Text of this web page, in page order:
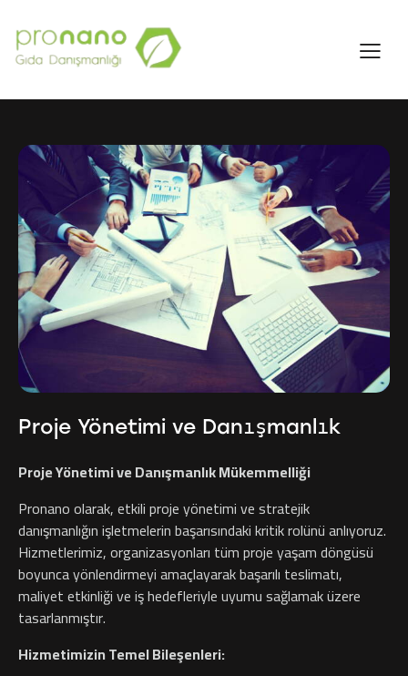
Proje Yönetimi ve Danışmanlık
Proje Yönetimi ve Danışmanlık Mükemmelliği
Pronano olarak, etkili proje yönetimi ve stratejik
danışmanlığın işletmelerin başarısındaki kritik rolünü anlıyoruz.
Hizmetlerimiz, organizasyonları tüm proje yaşam döngüsü
boyunca yönlendirmeyi amaçlayarak başarılı teslimatı,
maliyet etkinliği ve iş hedefleriyle uyumu sağlamak üzere
tasarlanmıştır.
Hizmetimizin Temel Bileşenleri: